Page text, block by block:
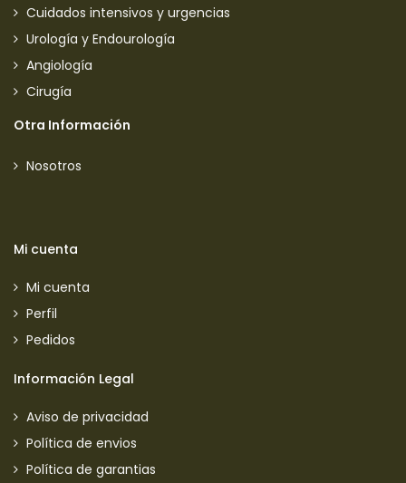
Cuidados intensivos y urgencias
Urología y Endourología
Angiología
Cirugía
Otra Información
Nosotros
Mi cuenta
Mi cuenta
Perfil
Pedidos
Información Legal
Aviso de privacidad
Política de envios
Política de garantias